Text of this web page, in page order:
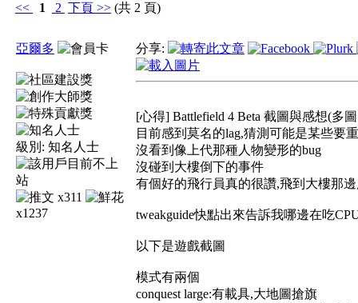
<< 1 2 下頁 >> (共 2 頁)
亞爾多
級別: 知名人士
x311
x1237
分享:
[心得] Battlefield 4 Beta 截圖與感想(多圖
目前感到莫名的lag,猜測可能是某些要
沒看到像上代那種人物變形的bug
沒碰到大樓倒下的事件
有個好的飛行員真的很讚,飛到大樓那
tweakguide快點出來告訴我哪邊在吃
以下是遊戲截圖
模式有兩個
conquest large:有載具,大地圖搶旗